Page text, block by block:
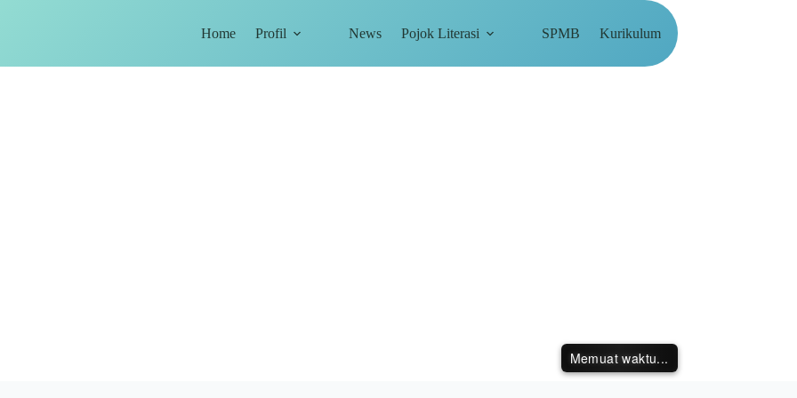
Home Profil News Pojok Literasi SPMB Kurikulum
Memuat waktu...